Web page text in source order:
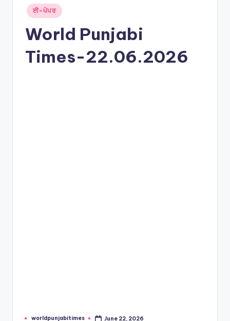
Posted
in
ਈ-ਪੇਪਰ
World Punjabi
Times-22.06.2026
worldpunjabitimes
June 22, 2026